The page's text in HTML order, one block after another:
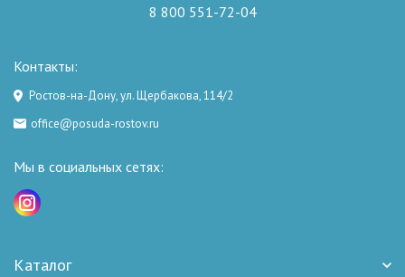
8 800 551-72-04
Контакты:
Ростов-на-Дону, ул. Щербакова, 114/2
office@posuda-rostov.ru
Мы в социальных сетях:
Каталог